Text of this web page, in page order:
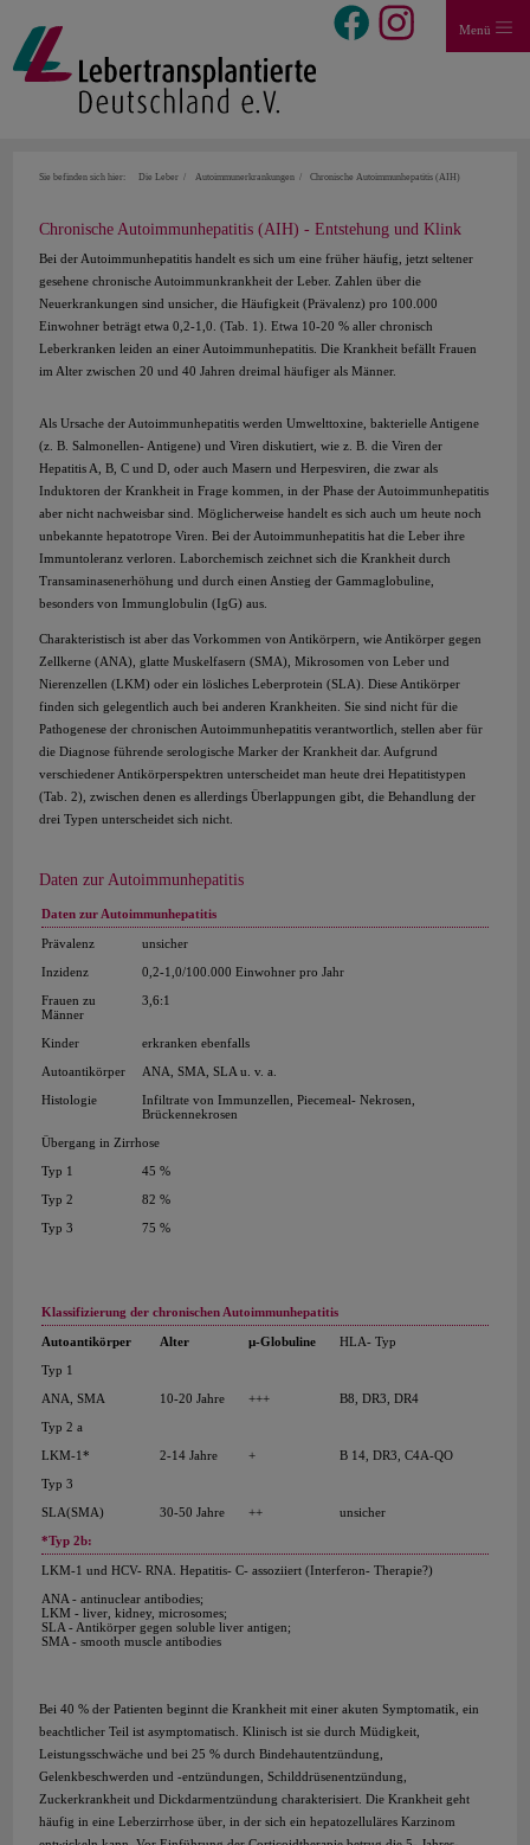
Menü
Sie befinden sich hier: Die Leber Autoimmunerkrankungen Chronische Autoimmunhepatitis (AIH)
Chronische Autoimmunhepatitis (AIH) - Entstehung und Klink
Bei der Autoimmunhepatitis handelt es sich um eine früher häufig, jetzt seltener
gesehene chronische Autoimmunkrankheit der Leber. Zahlen über die
Neuerkrankungen sind unsicher, die Häufigkeit (Prävalenz) pro 100.000
Einwohner beträgt etwa 0,2-1,0. (Tab. 1). Etwa 10-20 % aller chronisch
Leberkranken leiden an einer Autoimmunhepatitis. Die Krankheit befällt Frauen
im Alter zwischen 20 und 40 Jahren dreimal häufiger als Männer.
Als Ursache der Autoimmunhepatitis werden Umwelttoxine, bakterielle Antigene
(z. B. Salmonellen- Antigene) und Viren diskutiert, wie z. B. die Viren der
Hepatitis A, B, C und D, oder auch Masern und Herpesviren, die zwar als
Induktoren der Krankheit in Frage kommen, in der Phase der Autoimmunhepatitis
aber nicht nachweisbar sind. Möglicherweise handelt es sich auch um heute noch
unbekannte hepatotrope Viren. Bei der Autoimmunhepatitis hat die Leber ihre
Immuntoleranz verloren. Laborchemisch zeichnet sich die Krankheit durch
Transaminasenerhöhung und durch einen Anstieg der Gammaglobuline,
besonders von Immunglobulin (IgG) aus.
Charakteristisch ist aber das Vorkommen von Antikörpern, wie Antikörper gegen
Zellkerne (ANA), glatte Muskelfasern (SMA), Mikrosomen von Leber und
Nierenzellen (LKM) oder ein lösliches Leberprotein (SLA). Diese Antikörper
finden sich gelegentlich auch bei anderen Krankheiten. Sie sind nicht für die
Pathogenese der chronischen Autoimmunhepatitis verantwortlich, stellen aber für
die Diagnose führende serologische Marker der Krankheit dar. Aufgrund
verschiedener Antikörperspektren unterscheidet man heute drei Hepatitistypen
(Tab. 2), zwischen denen es allerdings Überlappungen gibt, die Behandlung der
drei Typen unterscheidet sich nicht.
Daten zur Autoimmunhepatitis
Daten zur Autoimmunhepatitis
Prävalenz
unsicher
Inzidenz
0,2-1,0/100.000 Einwohner pro Jahr
Frauen zu
Männer
3,6:1
Kinder
erkranken ebenfalls
Autoantikörper
ANA, SMA, SLA u. v. a.
Histologie
Infiltrate von Immunzellen, Piecemeal- Nekrosen,
Brückennekrosen
Übergang in Zirrhose
Typ 1
45 %
Typ 2
82 %
Typ 3
75 %
Klassifizierung der chronischen Autoimmunhepatitis
Autoantikörper Alter µ-Globuline
HLA- Typ
Typ 1
ANA, SMA
10-20 Jahre +++
B8, DR3, DR4
Typ 2 a
LKM-1*
2-14 Jahre +
B 14, DR3, C4A-QO
Typ 3
SLA(SMA)
30-50 Jahre ++
unsicher
*Typ 2b:
LKM-1 und HCV- RNA. Hepatitis- C- assoziiert (Interferon- Therapie?)
ANA - antinuclear antibodies;
LKM - liver, kidney, microsomes;
SLA - Antikörper gegen soluble liver antigen;
SMA - smooth muscle antibodies
Bei 40 % der Patienten beginnt die Krankheit mit einer akuten Symptomatik, ein
beachtlicher Teil ist asymptomatisch. Klinisch ist sie durch Müdigkeit,
Leistungsschwäche und bei 25 % durch Bindehautentzündung,
Gelenkbeschwerden und -entzündungen, Schilddrüsenentzündung,
Zuckerkrankheit und Dickdarmentzündung charakterisiert. Die Krankheit geht
häufig in eine Leberzirrhose über, in der sich ein hepatozelluläres Karzinom